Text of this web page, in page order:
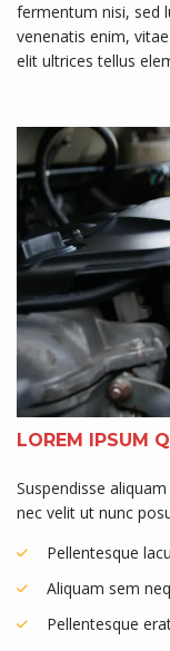
fermentum nisi, sed
venenatis enim,
elit ultrices tellus
LOREM IPSUM
Suspendisse
nec velit ut nunc
Pellentesque
Aliquam sem
Pellentesque